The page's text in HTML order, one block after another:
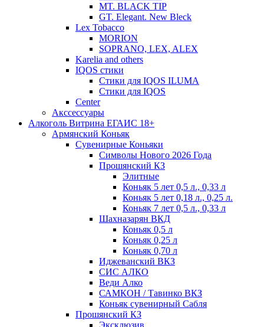
MT. BLACK TIP
GT. Elegant. New Bleck
Lex Tobacco
MORION
SOPRANO, LEX, ALEX
Karelia and others
IQOS стики
Стики для IQOS ILUMA
Стики для IQOS
Сenter
Акссессуары
Алкоголь Витрина ЕГАИС 18+
Армянский Коньяк
Сувенирные Коньяки
Символы Нового 2026 Года
Прошянский КЗ
Элитные
Коньяк 5 лет 0,5 л., 0,33 л
Коньяк 5 лет 0,18 л., 0,25 л.
Коньяк 7 лет 0,5 л., 0,33 л
Шахназарян ВКД
Коньяк 0,5 л
Коньяк 0,25 л
Коньяк 0,70 л
Иджеванский ВКЗ
СИС АЛКО
Веди Алко
САМКОН / Тавинко ВКЗ
Коньяк сувенирный Сабля
Прошянский КЗ
Эксклюзив